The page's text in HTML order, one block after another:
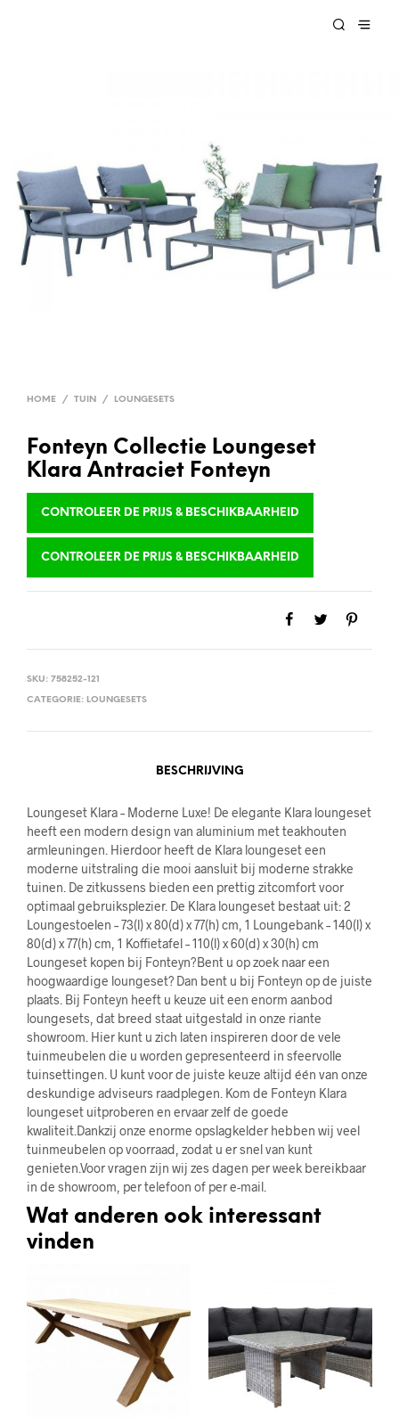
HOME / TUIN / LOUNGESETS
Fonteyn Collectie Loungeset
Klara Antraciet Fonteyn
CONTROLEER DE PRIJS & BESCHIKBAARHEID
CONTROLEER DE PRIJS & BESCHIKBAARHEID
SKU: 758252-121
CATEGORIE: LOUNGESETS
BESCHRIJVING
Loungeset Klara – Moderne Luxe! De elegante Klara loungeset
heeft een modern design van aluminium met teakhouten
armleuningen. Hierdoor heeft de Klara loungeset een
moderne uitstraling die mooi aansluit bij moderne strakke
tuinen. De zitkussens bieden een prettig zitcomfort voor
optimaal gebruiksplezier. De Klara loungeset bestaat uit: 2
Loungestoelen – 73(l) x 80(d) x 77(h) cm, 1 Loungebank – 140(l) x
80(d) x 77(h) cm, 1 Koffietafel – 110(l) x 60(d) x 30(h) cm
Loungeset kopen bij Fonteyn?Bent u op zoek naar een
hoogwaardige loungeset? Dan bent u bij Fonteyn op de juiste
plaats. Bij Fonteyn heeft u keuze uit een enorm aanbod
loungesets, dat breed staat uitgestald in onze riante
showroom. Hier kunt u zich laten inspireren door de vele
tuinmeubelen die u worden gepresenteerd in sfeervolle
tuinsettingen. U kunt voor de juiste keuze altijd één van onze
deskundige adviseurs raadplegen. Kom de Fonteyn Klara
loungeset uitproberen en ervaar zelf de goede
kwaliteit.Dankzij onze enorme opslagkelder hebben wij veel
tuinmeubelen op voorraad, zodat u er snel van kunt
genieten.Voor vragen zijn wij zes dagen per week bereikbaar
in de showroom, per telefoon of per e-mail.
Wat anderen ook interessant
vinden